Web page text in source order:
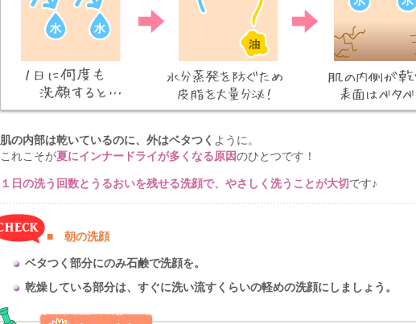
肌の内部は乾いているのに、外はベタつく ように。
これこそが夏にインナードライが多くなる原因のひとつです！
１日の洗う回数とうるおいを残せる洗顔で、やさしく洗うことが大切です♪
■ 朝の洗顔
ベタつく部分にのみ石鹸で洗顔を。
乾燥している部分は、すぐに洗い流すくらいの軽めの洗顔にしましょう。